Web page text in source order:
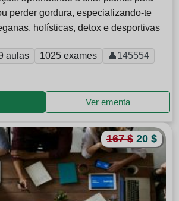
perder gordura, especializando-te
holísticas, detox e desportivas
aulas 1025 exames 👤145554
Ver ementa
167 $ 20 $